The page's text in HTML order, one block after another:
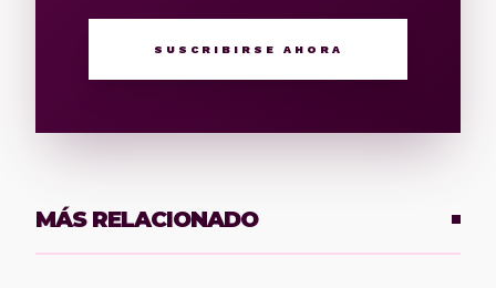
SUSCRIBIRSE AHORA
MÁS RELACIONADO